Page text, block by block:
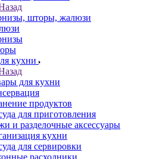
шторы, жалюзи
кухни
для кухни
продуктов
для приготовления
и разделочные аксессуары
кухни
для сервировки
расходники